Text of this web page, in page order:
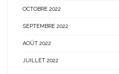
OCTOBRE 2022
SEPTEMBRE 2022
AOÛT 2022
JUILLET 2022